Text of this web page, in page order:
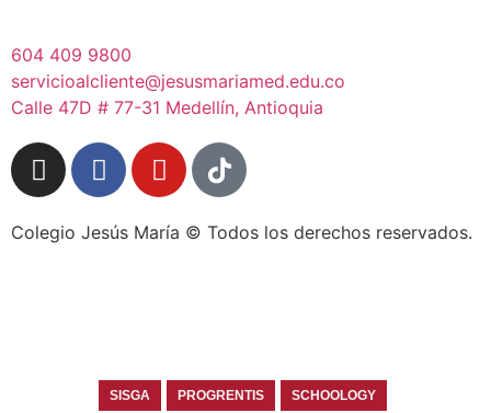
604 409 9800
servicioalcliente@jesusmariamed.edu.co
Calle 47D # 77-31 Medellín, Antioquia
Colegio Jesús María © Todos los derechos reservados.
SISGA PROGRENTIS SCHOOLOGY